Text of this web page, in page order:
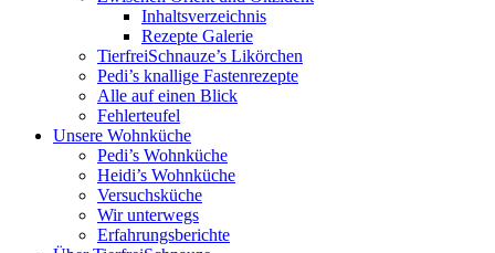
Inhaltsverzeichnis
Rezepte Galerie
TierfreiSchnauze’s Likörchen
Pedi’s knallige Fastenrezepte
Alle auf einen Blick
Fehlerteufel
Unsere Wohnküche
Pedi’s Wohnküche
Heidi’s Wohnküche
Versuchsküche
Wir unterwegs
Erfahrungsberichte